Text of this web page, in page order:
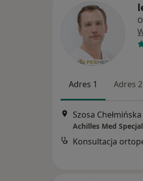
Adres 1 Adres 2
Szosa
Achilles Med
Konsultacja